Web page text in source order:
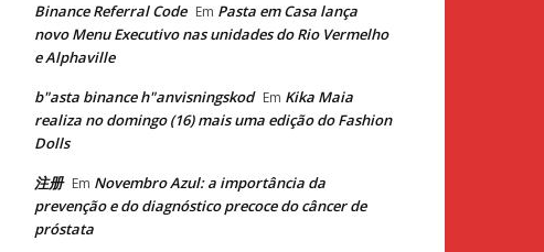
Binance Referral Code Em Pasta em Casa lança
novo Menu Executivo nas unidades do Rio Vermelho
e Alphaville
b"asta binance h"anvisningskod Em Kika Maia
realiza no domingo (16) mais uma edição do Fashion
Dolls
注册 Em Novembro Azul: a importância da
prevenção e do diagnóstico precoce do câncer de
próstata